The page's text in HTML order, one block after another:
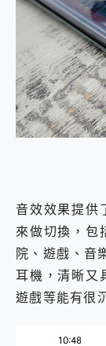
音效效果提供
來做切換，包
院、遊戲、音
耳機，清晰又
遊戲等能有很